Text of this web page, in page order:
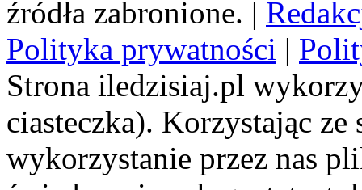
źródła zabronione. |
Polityka prywatności |
Strona iledzisiaj.pl
ciasteczka). Korzystając
wykorzystanie przez nas